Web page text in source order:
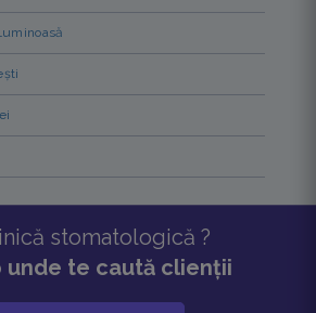
stomatologică ?
unde te caută clienții